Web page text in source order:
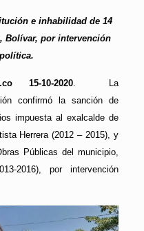
e inhabilidad de 14
Bolívar, por intervención
15-10-2020. La
confirmó la sanción de
impuesta al exalcalde de
Herrera (2012 – 2015), y
Públicas del municipio,
2016), por intervención